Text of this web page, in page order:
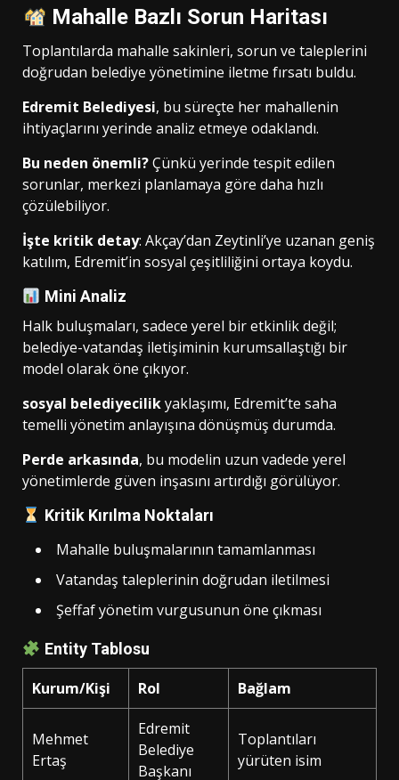
Mahalle Bazlı Sorun Haritası
Toplantılarda mahalle sakinleri, sorun ve taleplerini
doğrudan belediye yönetimine iletme fırsatı buldu.
Edremit Belediyesi, bu süreçte her mahallenin
ihtiyaçlarını yerinde analiz etmeye odaklandı.
Bu neden önemli?Çünkü yerinde tespit edilen
sorunlar, merkezi planlamaya göre daha hızlı
çözülebiliyor.
İşte kritik detay: Akçay’dan Zeytinli’ye uzanan geniş
katılım, Edremit’in sosyal çeşitliliğini ortaya koydu.
Mini Analiz
Halk buluşmaları, sadece yerel bir etkinlik değil;
belediye-vatandaş iletişiminin kurumsallaştığı bir
model olarak öne çıkıyor.
sosyal belediyecilikyaklaşımı, Edremit’te saha
temelli yönetim anlayışına dönüşmüş durumda.
Perde arkasında, bu modelin uzun vadede yerel
yönetimlerde güven inşasını artırdığı görülüyor.
Kritik Kırılma Noktaları
Mahalle buluşmalarının tamamlanması
Vatandaş taleplerinin doğrudan iletilmesi
Şeffaf yönetim vurgusunun öne çıkması
Entity Tablosu
Kurum/Kişi Rol Bağlam
Mehmet
Ertaş
Edremit
Belediye
Başkanı
Toplantıları
yürüten isim